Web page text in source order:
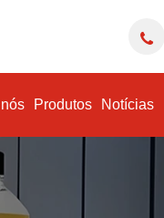
Produtos Notícias